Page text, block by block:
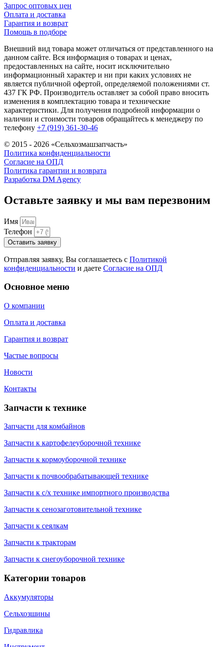
Запрос оптовых цен
Оплата и доставка
Гарантия и возврат
Помощь в подборе
Внешний вид товара может отличаться от представленного на
данном сайте. Вся информация о товарах и ценах,
предоставленных на сайте, носит исключительно
информационный характер и ни при каких условиях не
является публичной офертой, определяемой положениями ст.
437 ГК РФ. Производитель оставляет за собой право вносить
изменения в комплектацию товара и технические
характеристики. Для получения подробной информации о
наличии и стоимости товаров обращайтесь к менеджеру по
телефону +7 (919) 361-30-46
© 2015 - 2026 «Сельхозмашзапчасть»
Политика конфиденциальности
Согласие на ОПД
Политика гарантии и возврата
Разработка DM Agency
Оставьте заявку и мы вам перезвоним
Имя
Телефон
Оставить заявку
Отправляя заявку, Вы соглашаетесь с Политикой
конфиденциальности и даете Согласие на ОПД
Основное меню
О компании
Оплата и доставка
Гарантия и возврат
Частые вопросы
Новости
Контакты
Запчасти к технике
Запчасти для комбайнов
Запчасти к картофелеуборочной технике
Запчасти к кормоуборочной технике
Запчасти к почвообрабатывающей технике
Запчасти к с/х технике импортного производства
Запчасти к сенозаготовительной технике
Запчасти к сеялкам
Запчасти к тракторам
Запчасти к снегоуборочной технике
Категории товаров
Аккумуляторы
Сельхозшины
Гидравлика